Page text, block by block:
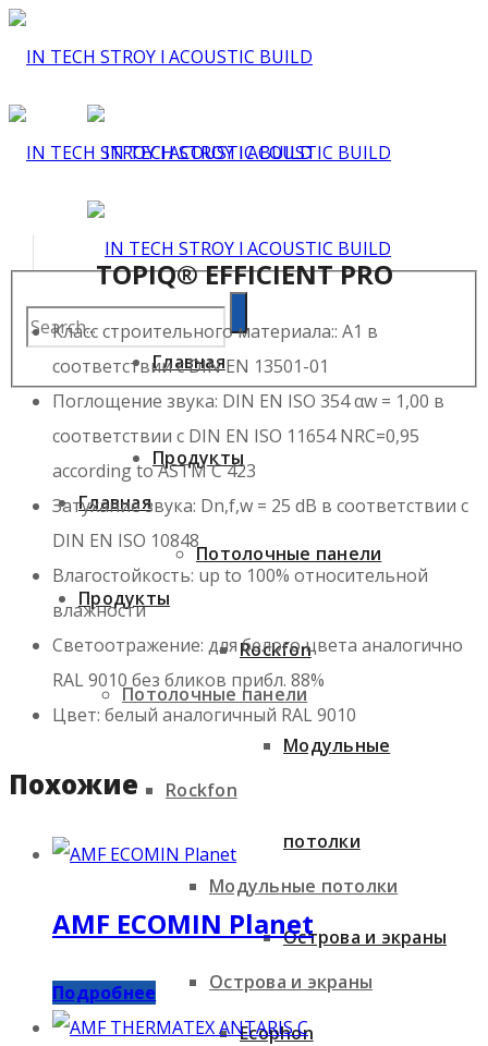
Главная
Продукты
Потолочные панели
Rockfon
Модульные потолки
Острова и экраны
Главная
Продукты
Потолочные панели
Rockfon
Модульные
потолки
Острова и экраны
Ecophon
TOPIQ® EFFICIENT PRO
Класс строительного материала:: A1 в
соответствии с DIN EN 13501-01
Поглощение звука: DIN EN ISO 354 αw = 1,00 в
соответствии с DIN EN ISO 11654 NRC=0,95
according to ASTM C 423
Затухание звука: Dn,f,w = 25 dB в соответствии с
DIN EN ISO 10848
Влагостойкость: up to 100% относительной
влажности
Светоотражение: для белого цвета аналогично
RAL 9010 без бликов прибл. 88%
Цвет: белый аналогичный RAL 9010
Похожие
AMF ECOMIN Planet
Подробнее